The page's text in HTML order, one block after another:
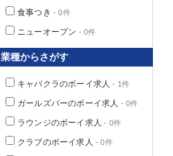
食事つき - 0件
ニューオープン - 0件
業種からさがす
キャバクラのボーイ求人 - 1件
ガールズバーのボーイ求人 - 0件
ラウンジのボーイ求人 - 0件
クラブのボーイ求人 - 0件
千葉県